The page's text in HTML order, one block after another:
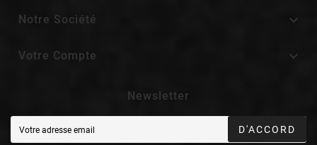
Notre Société 
Votre Compte 
Newsletter
D'ACCORD